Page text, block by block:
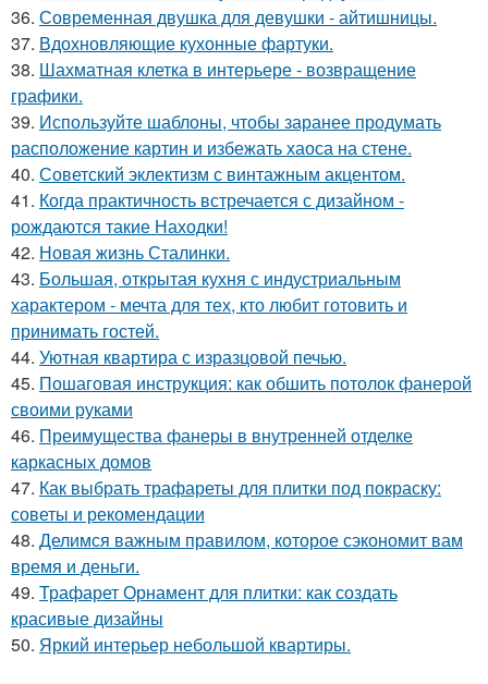
36. Современная двушка для девушки - айтишницы.
37. Вдохновляющие кухонные фартуки.
38. Шахматная клетка в интерьере - возвращение
графики.
39. Используйте шаблоны, чтобы заранее продумать
расположение картин и избежать хаоса на стене.
40. Советский эклектизм с винтажным акцентом.
41. Когда практичность встречается с дизайном -
рождаются такие Находки!
42. Новая жизнь Сталинки.
43. Большая, открытая кухня с индустриальным
характером - мечта для тех, кто любит готовить и
принимать гостей.
44. Уютная квартира с изразцовой печью.
45. Пошаговая инструкция: как обшить потолок фанерой
своими руками
46. Преимущества фанеры в внутренней отделке
каркасных домов
47. Как выбрать трафареты для плитки под покраску:
советы и рекомендации
48. Делимся важным правилом, которое сэкономит вам
время и деньги.
49. Трафарет Орнамент для плитки: как создать
красивые дизайны
50. Яркий интерьер небольшой квартиры.